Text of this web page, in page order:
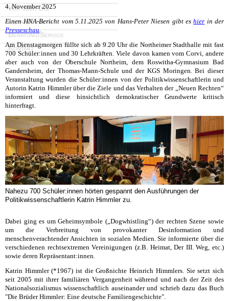
Wir über uns
Lernangebote
Beratung/Service
Kontakt
4. November 2025
Einen HNA-Bericht vom 5.11.2025 von Hans-Peter Niesen gibt eshier in der
Presseschau.
Am Dienstagmorgen füllte sich ab 9.20 Uhr die Northeimer Stadthalle mit fast
700 Schüler:innen und 30 Lehrkräften. Viele davon kamen vom Corvi, andere
aber auch von der Oberschule Northeim, dem Roswitha-Gymnasium Bad
Gandersheim, der Thomas-Mann-Schule und der KGS Moringen. Bei dieser
Veranstaltung wurden die Schüler:innen von der Politikwissenschaftlerin und
Autorin Katrin Himmler über die Ziele und das Verhalten der „Neuen Rechten“
informiert und diese hinsichtlich demokratischer Grundwerte kritisch
hinterfragt.
Nahezu 700 Schüler:innen hörten gespannt den Ausführungen der
Politikwissenschaftlerin Katrin Himmler zu.
Dabei ging es um Geheimsymbole („Dogwhistling“) der rechten Szene sowie
um die Verbreitung von provokanter Desinformation und
menschenverachtender Ansichten in sozialen Medien. Sie informierte über die
verschiedenen rechtsextremen Vereinigungen (z.B. Heimat,Der III. Weg , etc.)
sowie deren Repräsentant:innen.
Katrin Himmler (*1967) ist die Großnichte Heinrich Himmlers. Sie setzt sich
seit 2005 mit ihrer familiären Vergangenheit während und nach der Zeit des
Nationalsozialismus wissenschaftlich auseinander und schrieb dazu das Buch
"Die Brüder Himmler: Eine deutsche Familiengeschichte"